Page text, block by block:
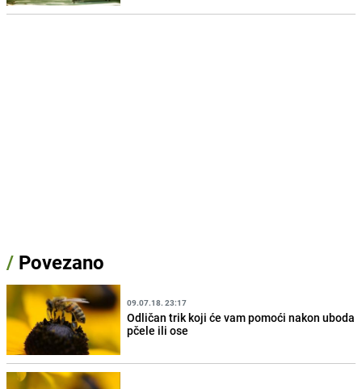
/ Povezano
09.07.18. 23:17
Odličan trik koji će vam pomoći nakon uboda
pčele ili ose